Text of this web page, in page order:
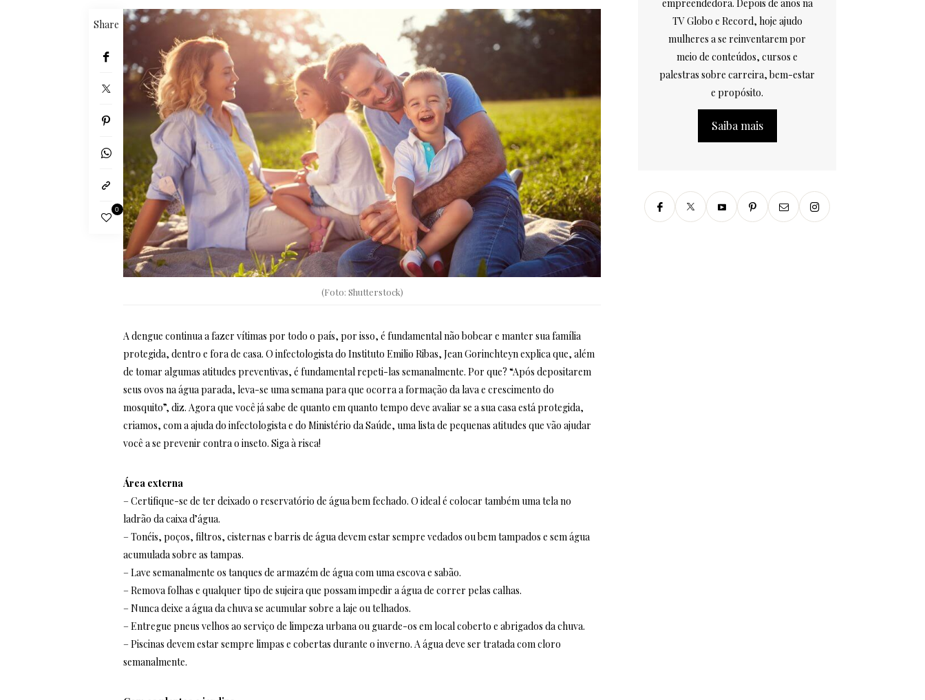
Share
0
(Foto: Shutterstock)
A dengue continua a fazer vítimas por todo o país, por isso, é fundamental não bobear e manter sua família
protegida, dentro e fora de casa. O infectologista do Instituto Emilio Ribas, Jean Gorinchteyn explica que, além
de tomar algumas atitudes preventivas, é fundamental repeti-las semanalmente. Por que? “Após depositarem
seus ovos na água parada, leva-se uma semana para que ocorra a formação da lava e crescimento do
mosquito”, diz. Agora que você já sabe de quanto em quanto tempo deve avaliar se a sua casa está protegida,
criamos, com a ajuda do infectologista e do Ministério da Saúde, uma lista de pequenas atitudes que vão ajudar
você a se prevenir contra o inseto. Siga à risca!
Área externa
– Certifique-se de ter deixado o reservatório de água bem fechado. O ideal é colocar também uma tela no
ladrão da caixa d’água.
– Tonéis, poços, filtros, cisternas e barris de água devem estar sempre vedados ou bem tampados e sem água
acumulada sobre as tampas.
– Lave semanalmente os tanques de armazém de água com uma escova e sabão.
– Remova folhas e qualquer tipo de sujeira que possam impedir a água de correr pelas calhas.
– Nunca deixe a água da chuva se acumular sobre a laje ou telhados.
– Entregue pneus velhos ao serviço de limpeza urbana ou guarde-os em local coberto e abrigados da chuva.
– Piscinas devem estar sempre limpas e cobertas durante o inverno. A água deve ser tratada com cloro
semanalmente.
empreendedora. Depois de anos na
TV Globo e Record, hoje ajudo
mulheres a se reinventarem por
meio de conteúdos, cursos e
palestras sobre carreira, bem-estar
e propósito.
Saiba mais